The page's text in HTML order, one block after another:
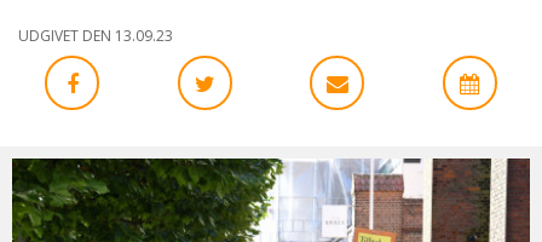
3.0:
Nyheder
4.0:
Webshop
UDGIVET DEN 13.09.23
Bliv
medlem
af